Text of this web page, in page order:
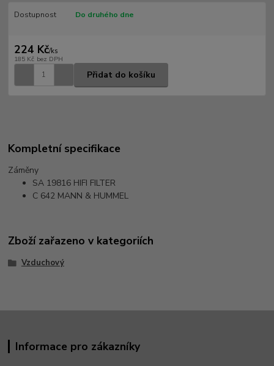
Dostupnost Do druhého dne
224 Kč/ks
185 Kč bez DPH
Přidat do košíku
Kompletní specifikace
Záměny
SA 19816 HIFI FILTER
C 642 MANN & HUMMEL
Zboží zařazeno v kategoriích
Vzduchový
Informace pro zákazníky